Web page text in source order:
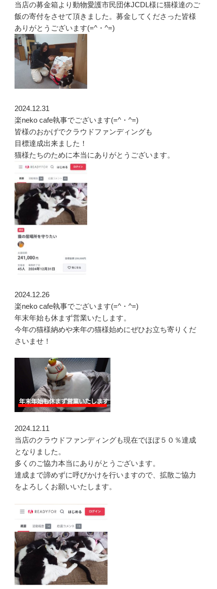
当店の募金箱より動物愛護市民団体JCDL様に猫様達のご
飯の寄付をさせて頂きました。募金してくださった皆様
ありがとうございます(=^・^=)
2024.12.31
楽neko cafe執事でございます(=^・^=)
皆様のおかげでクラウドファンディングも
目標達成出来ました！
猫様たちのために本当にありがとうございます。
2024.12.26
楽neko cafe執事でございます(=^・^=)
年末年始も休まず営業いたします。
今年の猫様納めや来年の猫様始めにぜひお立ち寄りくだ
さいませ！
2024.12.11
当店のクラウドファンディングも現在でほぼ５０％達成
となりました。
多くのご協力本当にありがとうございます。
達成まで諦めずに呼びかけを行いますので、拡散ご協力
をよろしくお願いいたします。